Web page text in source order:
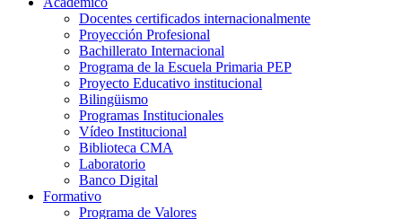
Docentes certificados internacionalmente
Proyección Profesional
Bachillerato Internacional
Programa de la Escuela Primaria PEP
Proyecto Educativo institucional
Bilingüismo
Programas Institucionales
Vídeo Institucional
Biblioteca CMA
Laboratorio
Banco Digital
Formativo
Programa de Valores